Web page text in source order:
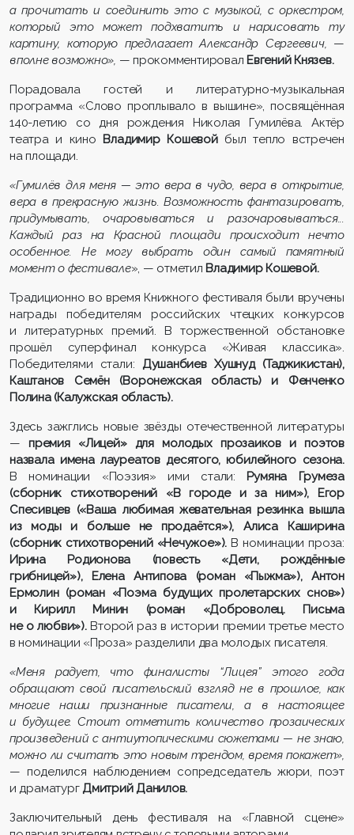
а прочитать и соединить это с музыкой, с оркестром,
который это может подхватить и нарисовать ту
картину, которую предлагает Александр Сергеевич, —
вполне возможно», — прокомментировал Евгений Князев.
Порадовала гостей и литературно-музыкальная
программа «Слово проплывало в вышине», посвящённая
140-летию со дня рождения Николая Гумилёва. Актёр
театра и кино Владимир Кошевойбыл тепло встречен
на площади.
«Гумилёв для меня — это вера в чудо, вера в открытие,
вера в прекрасную жизнь. Возможность фантазировать,
придумывать, очаровываться и разочаровываться...
Каждый раз на Красной площади происходит нечто
особенное. Не могу выбрать один самый памятный
момент о фестивале», — отметил Владимир Кошевой.
Традиционно во время Книжного фестиваля были вручены
награды победителям российских чтецких конкурсов
и литературных премий. В торжественной обстановке
прошёл суперфинал конкурса «Живая классика».
Победителями стали: Душанбиев Хушнуд (Таджикистан),
Каштанов Семён (Воронежская область) и Фенченко
Полина (Калужская область).
Здесь зажглись новые звёзды отечественной литературы
—премия «Лицей» для молодых прозаиков и поэтов
назвала имена лауреатов десятого, юбилейного сезона.
В номинации «Поэзия» ими стали: Румяна Грумеза
(сборник стихотворений «В городе и за ним»), Егор
Спесивцев («Ваша любимая жевательная резинка вышла
из моды и больше не продаётся»), Алиса Каширина
(сборник стихотворений «Нечужое»). В номинации проза:
Ирина Родионова (повесть «Дети, рождённые
грибницей»), Елена Антипова (роман «Пыжма»), Антон
Ермолин (роман «Поэма будущих пролетарских снов»)
и Кирилл Минин (роман «Доброволец. Письма
не о любви»).Второй раз в истории премии третье место
в номинации «Проза» разделили два молодых писателя.
«Меня радует, что финалисты “Лицея” этого года
обращают свой писательский взгляд не в прошлое, как
многие наши признанные писатели, а в настоящее
и будущее. Стоит отметить количество прозаических
произведений с антиутопическими сюжетами — не знаю,
можно ли считать это новым трендом, время покажет»,
— поделился наблюдением сопредседатель жюри, поэт
и драматургДмитрий Данилов.
Заключительный день фестиваля на «Главной сцене»